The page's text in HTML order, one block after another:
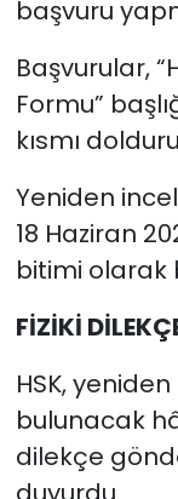
başvuru
Başvurular,
Formu”
kısmı
Yeniden
18 Haziran
bitimi olarak
FİZİKİ
HSK,
bulunacak
dilekçe